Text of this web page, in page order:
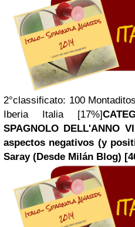
2°classificato: 100
Iberia Italia [17%]
SPAGNOLO DELL'ANNO
aspectos negativos (y
Saray (Desde Milán Blog)